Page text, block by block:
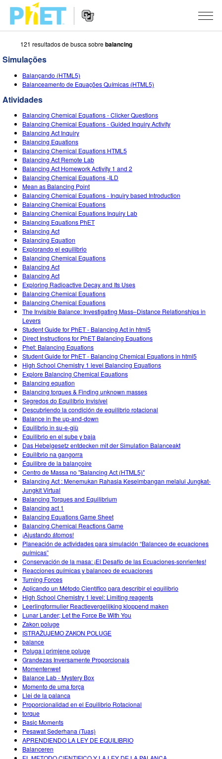
Busca
Portal
PhET
Portal
SIMULAÇÕES
Física
Matemática & Estatística
Química
Terra & Espaço
Biologia
Traduzir Sims
Customizable Sims
About Studio
Customizable Sims
Inicie seu Teste Grátis
Adquira uma Licença
ENSINO
Atividades
Envie sua Atividade
Orientações para Contribuição de Atividade
Oficinas Virtuais
Professional Learning with PhET
Teaching with PhET
PESQUISA
INICIATIVAS
Design Inclusivo
PhET Global
Fluência em Dados
DEIB na STEM Ed
SceneryStack OSE
Relatório de Impacto
ENTRE/REGISTRE-SE
ENTRE/REGISTRE-SE
121 resultados de busca sobrebalancing
Simulações
Balançando (HTML5)
Balanceamento de Equações Químicas (HTML5)
Atividades
Balancing Chemical Equations - Clicker Questions
Balancing Chemical Equations - Guided Inquiry Activity
Balancing Act Inquiry
Balancing Equations
Balancing Chemical Equations HTML5
Balancing Act Remote Lab
Balancing Act Homework Activity 1 and 2
Balancing Chemical Equations -ILD
Mean as Balancing Point
Balancing Chemical Equations - Inquiry based Introduction
Balancing Chemical Equations
Balancing Chemical Equations Inquiry Lab
Balancing Equations PhET
Balancing Act
Balancing Equation
Explorando el equilibrio
Balancing Chemical Equations
Balancing Act
Balancing Act
Exploring Radioactive Decay and Its Uses
Balancing Chemical Equations
Balancing Chemical Equations
The Invisible Balance: Investigating Mass–Distance Relationships in
Levers
Student Guide for PhET - Balancing Act in html5
Direct Instructions for PhET Balancing Equations
Phet: Balancing Equations
Student Guide for PhET - Balancing Chemical Equations in html5
High School Chemistry 1 level Balancing Equations
Explore Balancing Chemical Equations
Balancing equation
Balancing torques & Finding unknown masses
Segredos do Equilíbrio Invisível
Descubriendo la condición de equilibrio rotacional
Balance in the up-and-down
Equilibrio in su-e-giù
Equilibrio en el sube y baja
Das Hebelgesetz entdecken mit der Simulation Balanceakt
Equilíbrio na gangorra
Équilibre de la balançoire
Centro de Massa no "Balancing Act (HTML5)"
Balancing Act : Menemukan Rahasia Keseimbangan melalui Jungkat-
Jungkit Virtual
Balancing Torques and Equilibrium
Balancing act 1
Balancing Equations Game Sheet
Balancing Chemical Reactions Game
¡Ajustando átomos!
Planeación de actividades para simulación “Balanceo de ecuaciones
químicas”
Conservación de la masa: ¡El Desafío de las Ecuaciones-sonrientes!
Reacciones químicas y balanceo de ecuaciones
Turning Forces
Aplicando un Método Científico para describir el equilibrio
High School Chemistry 1 level: Limiting reagents
Leerlingformulier Reactievergelijking kloppend maken
Lunar Lander; Let the Force Be With You
Zakon poluge
ISTRAŽUJEMO ZAKON POLUGE
balance
Poluga i primjene poluge
Grandezas Inversamente Proporcionais
Momentenwet
Balance Lab - Mystery Box
Momento de uma força
Llei de la palanca
Proporcionalidad en el Equilibrio Rotacional
torque
Basic Moments
Pesawat Sederhana (Tuas)
APRENDIENDO LA LEY DE EQUILIBRIO
Balanceren